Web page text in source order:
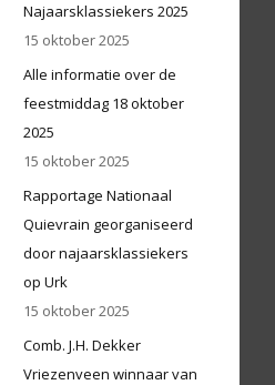
Najaarsklassiekers 2025
15 oktober 2025
Alle informatie over de
feestmiddag 18 oktober
2025
15 oktober 2025
Rapportage Nationaal
Quievrain georganiseerd
door najaarsklassiekers
op Urk
15 oktober 2025
Comb. J.H. Dekker
Vriezenveen winnaar van